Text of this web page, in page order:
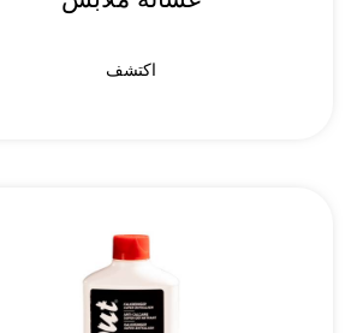
اكتشف